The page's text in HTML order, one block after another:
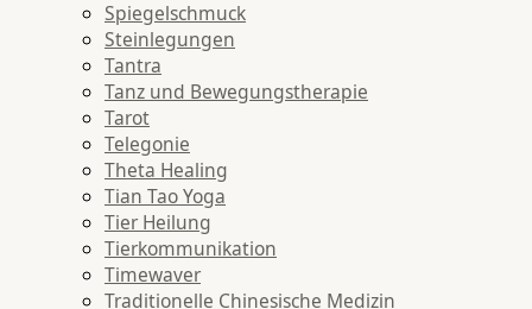
Spiegelschmuck
Steinlegungen
Tantra
Tanz und Bewegungstherapie
Tarot
Telegonie
Theta Healing
Tian Tao Yoga
Tier Heilung
Tierkommunikation
Timewaver
Traditionelle Chinesische Medizin